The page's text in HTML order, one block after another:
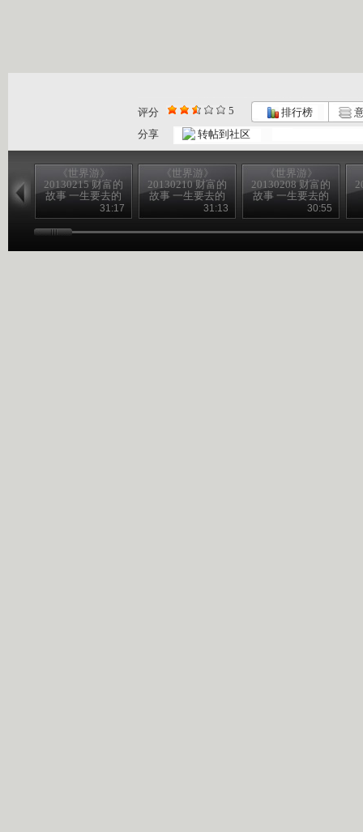
评分 5 排行榜
分享
转帖到社区
《世界游》
20130215 财富的
故事 一生要去的
31:17
《世界游》
20130210 财富的
故事 一生要去的
31:13
《世界游》
20130208 财富的
故事 一生要去的
30:55